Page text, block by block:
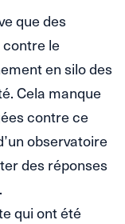
que des
le
en silo des
Cela manque
contre ce
observatoire
des réponses
qui ont été